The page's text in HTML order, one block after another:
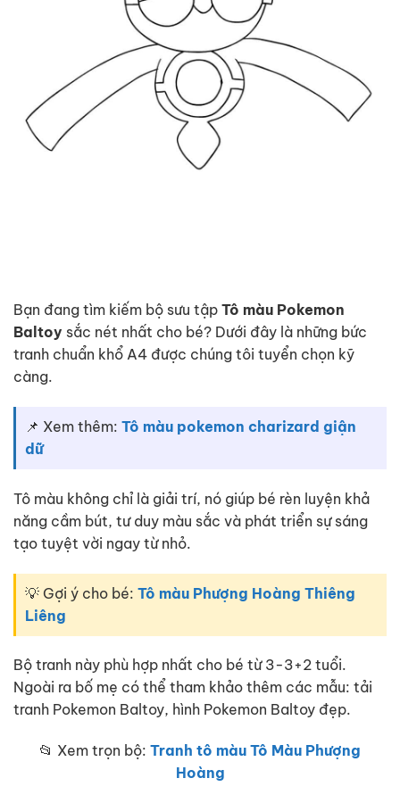
Bạn đang tìm kiếm bộ sưu tập Tô màu Pokemon
Baltoy sắc nét nhất cho bé? Dưới đây là những bức
tranh chuẩn khổ A4 được chúng tôi tuyển chọn kỹ
càng.
📌 Xem thêm: Tô màu pokemon charizard giận
dữ
Tô màu không chỉ là giải trí, nó giúp bé rèn luyện khả
năng cầm bút, tư duy màu sắc và phát triển sự sáng
tạo tuyệt vời ngay từ nhỏ.
💡 Gợi ý cho bé: Tô màu Phượng Hoàng Thiêng
Liêng
Bộ tranh này phù hợp nhất cho bé từ 3-3+2 tuổi.
Ngoài ra bố mẹ có thể tham khảo thêm các mẫu: tải
tranh Pokemon Baltoy, hình Pokemon Baltoy đẹp.
📂 Xem trọn bộ: Tranh tô màu Tô Màu Phượng
Hoàng